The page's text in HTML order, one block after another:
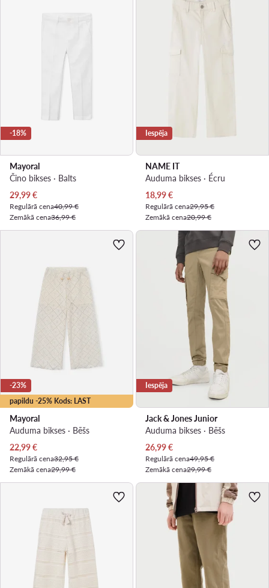
-18%
Mayoral
Čino bikses · Balts
Pašreizējā cena
29,99€
Regulārā cena40,99 €
Zemākā cena36,99 €
Iespēja
NAME IT
Auduma bikses · Écru
Pašreizējā cena
18,99€
Regulārā cena29,95 €
Zemākā cena20,99 €
papildu -25% Kods: LAST
-23%
Mayoral
Auduma bikses · Bēšs
Pašreizējā cena
22,99€
Regulārā cena32,95 €
Zemākā cena29,99 €
Iespēja
Jack & Jones Junior
Auduma bikses · Bēšs
Pašreizējā cena
26,99€
Regulārā cena49,95 €
Zemākā cena29,99 €